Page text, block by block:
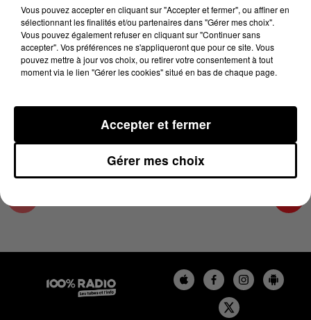
6 juillet 2023 - 4 min 17 sec
LES INFOS DE L'ARIEGE DU 06/07/2023 À
07H30
Podcasts infos de l'Ariège
Vous pouvez accepter en cliquant sur "Accepter et fermer", ou affiner en
sélectionnant les finalités et/ou partenaires dans "Gérer mes choix".
Vous pouvez également refuser en cliquant sur "Continuer sans
accepter". Vos préférences ne s'appliqueront que pour ce site. Vous
pouvez mettre à jour vos choix, ou retirer votre consentement à tout
moment via le lien "Gérer les cookies" situé en bas de chaque page.
Gérer mes choix
Accepter et fermer